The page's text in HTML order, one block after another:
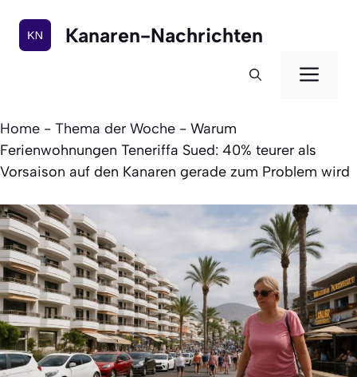
Inhalt
springen
Kanaren-Nachrichten
Home - Thema der Woche - Warum
Ferienwohnungen Teneriffa Sued: 40% teurer als
Vorsaison auf den Kanaren gerade zum Problem wird